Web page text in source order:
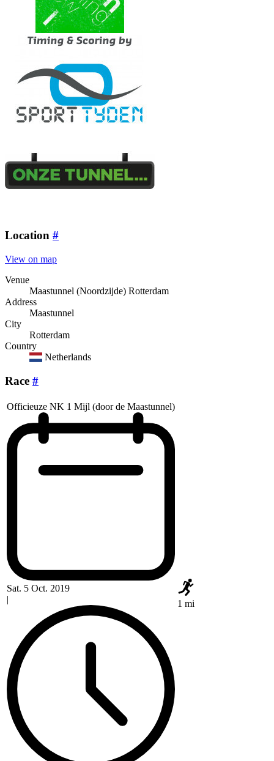
Location #
View on map
Venue
Maastunnel (Noordzijde) Rotterdam
Address
Maastunnel
City
Rotterdam
Country
Netherlands
Race #
Officieuze NK 1 Mijl (door de Maastunnel)
Sat. 5 Oct. 2019
|
1 mi